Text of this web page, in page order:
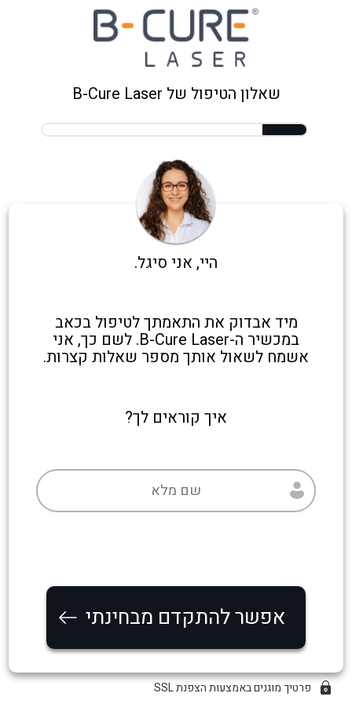
שאלון הטיפול של B-Cure Laser
היי, אני סיגל.
מיד אבדוק את התאמתך לטיפול בכאב
במכשיר ה-B-Cure Laser. לשם כך, אני
אשמח לשאול אותך מספר שאלות קצרות.
איך קוראים לך?
אפשר להתקדם מבחינתי
פרטיך מוגנים באמצעות הצפנת SSL